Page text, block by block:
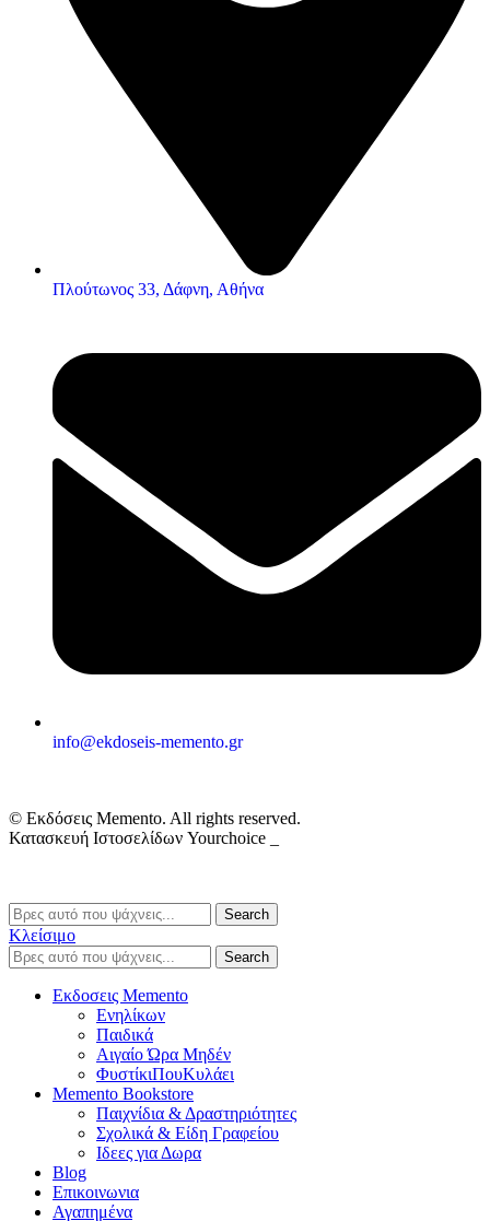
Πλούτωνος 33, Δάφνη, Αθήνα
info@ekdoseis-memento.gr
© Εκδόσεις Memento. All rights reserved.
Κατασκευή Ιστοσελίδων Yourchoice _
Search
Κλείσιμο
Search
Εκδοσεις Memento
Ενηλίκων
Παιδικά
Αιγαίο Ώρα Μηδέν
ΦυστίκιΠουΚυλάει
Memento Bookstore
Παιχνίδια & Δραστηριότητες
Σχολικά & Είδη Γραφείου
Ιδεες για Δωρα
Blog
Επικοινωνια
Αγαπημένα